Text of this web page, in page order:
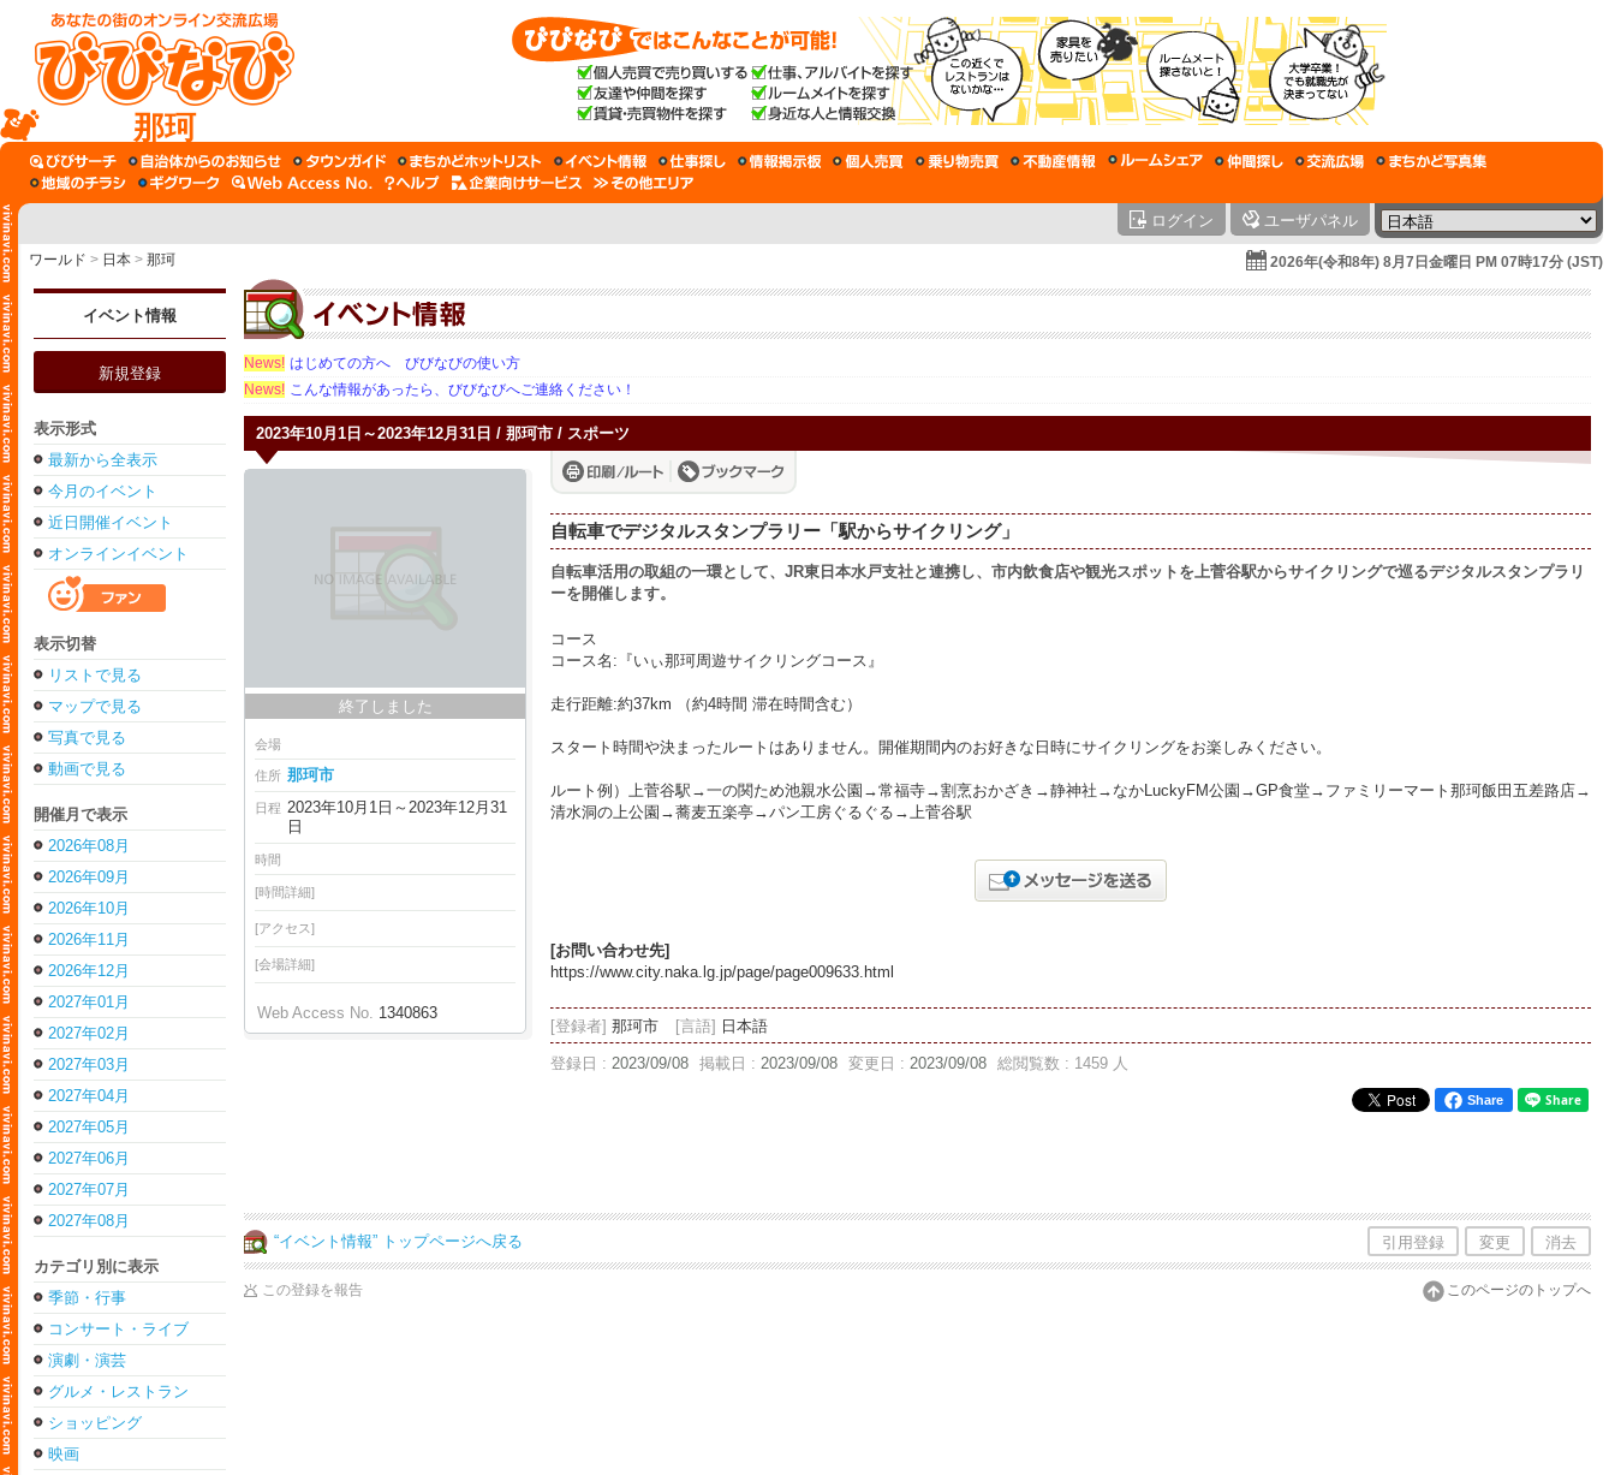
那珂
ログイン ユーザパネル
ワールド > 日本 > 那珂 2026年(令和8年) 8月7日金曜日 PM 07時17分 (JST)
イベント情報
新規登録
表示形式
最新から全表示
今月のイベント
近日開催イベント
オンラインイベント
表示切替
リストで見る
マップで見る
写真で見る
動画で見る
開催月で表示
2026年08月
2026年09月
2026年10月
2026年11月
2026年12月
2027年01月
2027年02月
2027年03月
2027年04月
2027年05月
2027年06月
2027年07月
2027年08月
カテゴリ別に表示
季節・行事
コンサート・ライブ
演劇・演芸
グルメ・レストラン
ショッピング
映画
News! はじめての方へ びびなびの使い方
News! こんな情報があったら、びびなびへご連絡ください！
2023年10月1日～2023年12月31日 / 那珂市 / スポーツ
終了しました
会場
住所 那珂市
日程 2023年10月1日～2023年12月31
日
時間
[時間詳細]
[アクセス]
[会場詳細]
Web Access No. 1340863
自転車でデジタルスタンプラリー「駅からサイクリング」
自転車活用の取組の一環として、JR東日本水戸支社と連携し、市内飲食店や観光スポットを上菅谷駅からサイクリングで巡るデジタルスタンプラリ
ーを開催します。
コース
コース名:『いぃ那珂周遊サイクリングコース』
走行距離:約37km （約4時間 滞在時間含む）
スタート時間や決まったルートはありません。開催期間内のお好きな日時にサイクリングをお楽しみください。
ルート例）上菅谷駅→一の関ため池親水公園→常福寺→割烹おかざき→静神社→なかLuckyFM公園→GP食堂→ファミリーマート那珂飯田五差路店→
清水洞の上公園→蕎麦五楽亭→パン工房ぐるぐる→上菅谷駅
[お問い合わせ先]
https://www.city.naka.lg.jp/page/page009633.html
[登録者] 那珂市 [言語] 日本語
登録日 : 2023/09/08 掲載日 : 2023/09/08 変更日 : 2023/09/08 総閲覧数 : 1459 人
Share
“イベント情報” トップページへ戻る 引用登録 変更 消去
この登録を報告 このページのトップへ